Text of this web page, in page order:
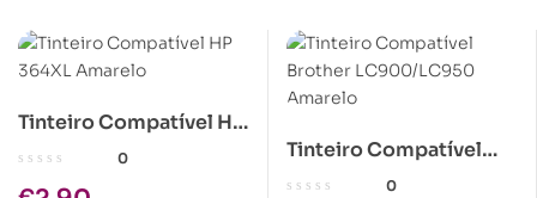
Tinteiro Compatível HP
364XL Amarelo
0
Tinteiro Compatível
Brother LC900/LC950
0